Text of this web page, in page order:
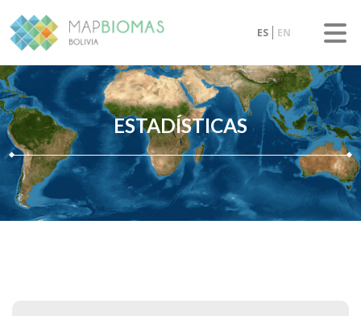
ES EN
ESTADÍSTICAS